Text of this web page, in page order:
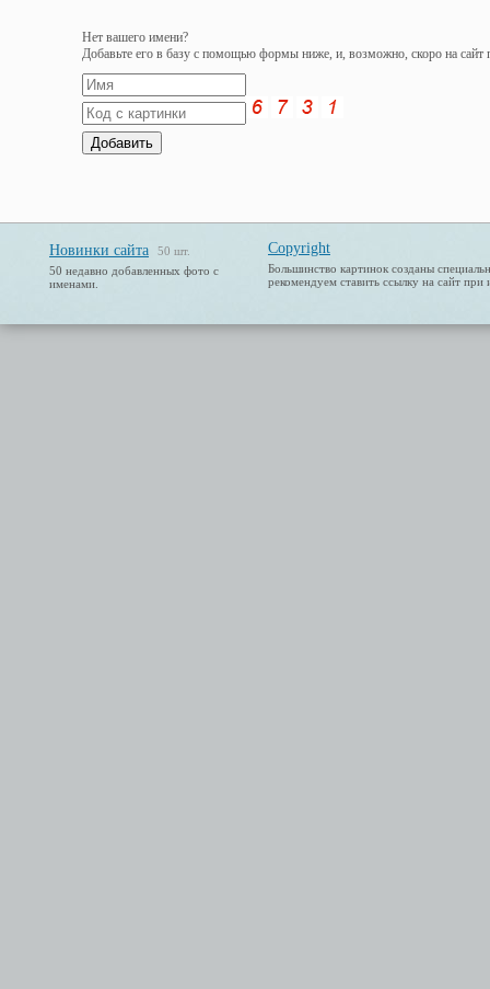
Нет вашего имени?
Добавьте его в базу с помощью формы ниже, и, возможно, скоро на сайт
Новинки сайта
50 шт.
50 недавно добавленных фото с
именами.
Copyright
Большинство картинок созданы
рекомендуем ставить ссылку на сайт при